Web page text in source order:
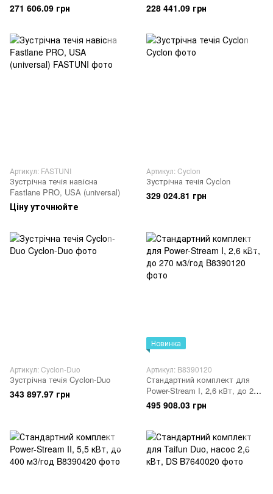
271 606.09 грн 228 441.09 грн
Артикул: FASTUNI
Зустрічна течія навісна
Fastlane PRO, USA (universal)
Ціну уточнюйте
Артикул: Cyclon
Зустрічна течія Cyclon
329 024.81 грн
Артикул: Cyclon-Duo
Зустрічна течія Cyclon-Duo
343 897.97 грн
Новинка
Артикул: B8390120
Стандартний комплект для
Power-Stream I, 2,6 кВт, до 270
м3/год
495 908.03 грн